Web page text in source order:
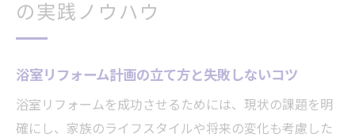
の実践ノウハウ
浴室リフォーム計画の立て方と失敗しないコツ
浴室リフォームを成功させるためには、現状の課題を明
確にし、家族のライフスタイルや将来の変化も考慮した